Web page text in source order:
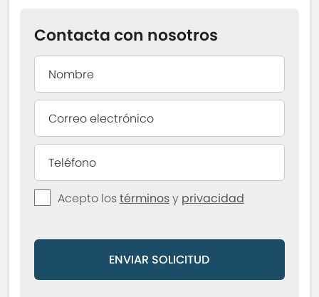
Contacta con nosotros
Acepto lostérminosy privacidad
ENVIAR SOLICITUD